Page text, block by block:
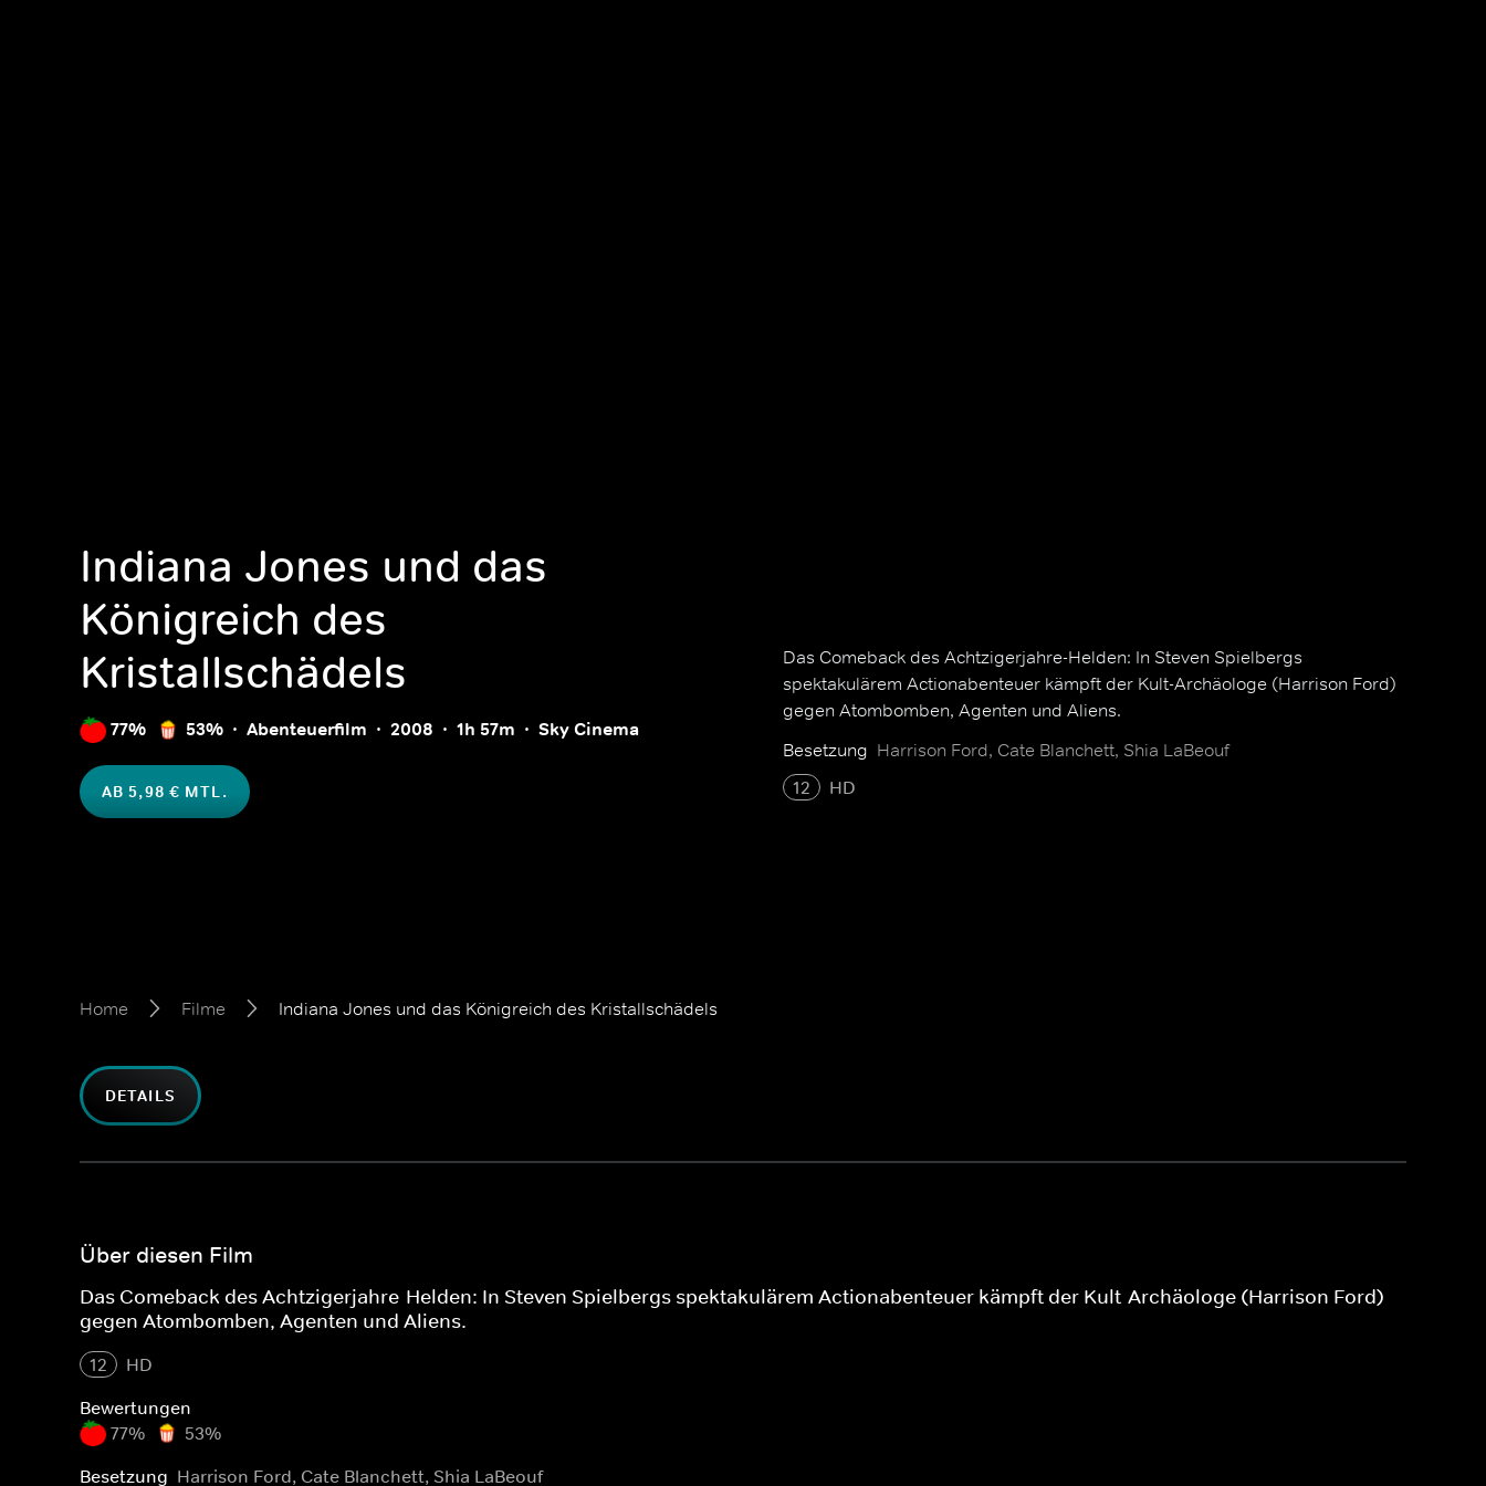
Indiana Jones und das
Königreich des
Kristallschädels
77% 53% Abenteuerfilm 2008 1h 57m Sky Cinema
AB 5,98 € MTL.
Das Comeback des Achtzigerjahre-Helden: In Steven Spielbergs
spektakulärem Actionabenteuer kämpft der Kult-Archäologe (Harrison Ford)
gegen Atombomben, Agenten und Aliens.
Besetzung Harrison Ford, Cate Blanchett, Shia LaBeouf
12
HD
Home Filme Indiana Jones und das Königreich des Kristallschädels
DETAILS
Über diesen Film
Das Comeback des Achtzigerjahre-Helden: In Steven Spielbergs spektakulärem Actionabenteuer kämpft der Kult-Archäologe (Harrison Ford)
gegen Atombomben, Agenten und Aliens.
12
HD
Bewertungen
77%
53%
Besetzung Harrison Ford, Cate Blanchett, Shia LaBeouf